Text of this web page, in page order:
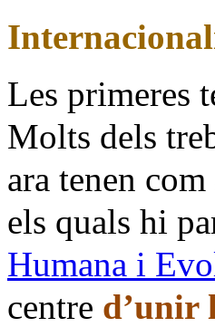
Les primeres
Molts dels
ara tenen com
els quals hi
Humana i
centre d’unir